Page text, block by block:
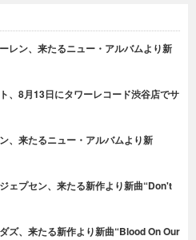
レン、来たるニュー・アルバムより新
、8月13日にタワーレコード渋谷店でサ
、来たるニュー・アルバムより新
ェプセン、来たる新作より新曲“Don't
ズ、来たる新作より新曲“Blood On Our